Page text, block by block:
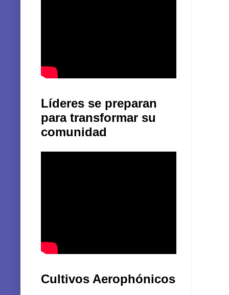
Líderes se preparan
para transformar su
comunidad
Cultivos Aerophónicos